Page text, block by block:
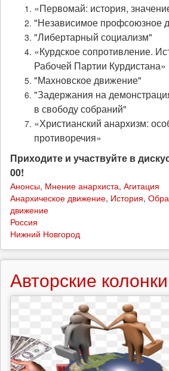
«Первомай: история,
"Независимое профсоюзное
"Либертарный социализм"
«Курдское сопротивление.
Рабочей Партии Курдистана»
"Махновское движение"
"Задержания на
в свободу собраний"
«Христианский анархизм:
противоречия»
Приходите и участвуйте в
00!
Анонсы, Мнение анархиста, Агитация
Анархическое движение, История,
движение
Россия
Нижний Новгород
Авторские колонки